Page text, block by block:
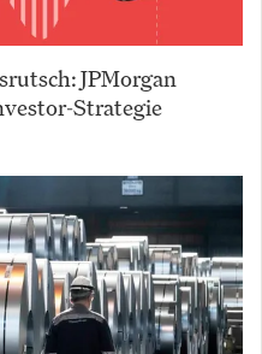
JPMorgan
Strategie